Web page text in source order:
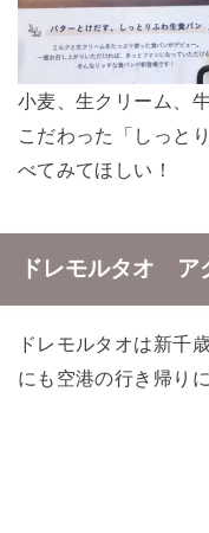
小麦、生クリーム、
こだわった「しっと
べてみてほしい！
ドレモルタオ ア
ドレモルタオは新千
にも空港の行き帰り